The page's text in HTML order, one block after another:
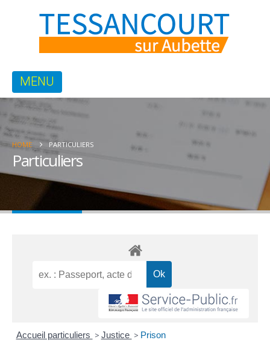
HOME PARTICULIERS
Particuliers
Accueil particuliers > Justice > Prison